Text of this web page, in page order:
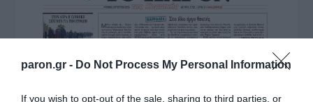
paron.gr - Do Not Process My Personal Information
If you wish to opt-out of the sale, sharing to third parties, or